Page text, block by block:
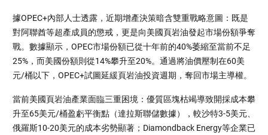
據OPEC+內部人士透露，近期增產決策暗含雙重戰略意圖：既是
對阿聯酋等超產成員的懲戒，更是向美國頁岩油發起市場份額爭奪
戰。數據顯示，OPEC市場份額已從十年前的40%萎縮至當前不足
25%，而美國份額則從14%攀升至20%。通過將油價壓制在60美
元/桶以下，OPEC+試圖延緩頁岩油投資週期，奪回市場主導權。
當前美國頁岩油產業面臨三重困境：優質區塊枯竭導致開採成本攀
升至65美元/桶盈虧平衡點（達拉斯聯儲數據），較沙特3-5美元、
俄羅斯10-20美元的成本劣勢顯著；Diamondback Energy等企業已